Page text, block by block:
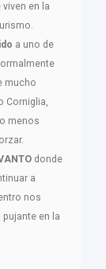
en la
a uno de
mucho
Corniglia,
menos
donde
a
nos
en la